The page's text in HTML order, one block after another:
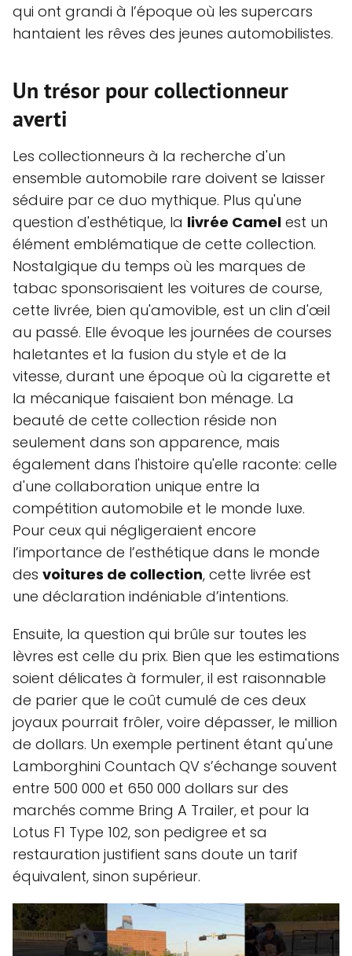
qui ont grandi à l’époque où les supercars
hantaient les rêves des jeunes automobilistes.
Un trésor pour collectionneur
averti
Les collectionneurs à la recherche d'un
ensemble automobile rare doivent se laisser
séduire par ce duo mythique. Plus qu'une
question d'esthétique, la livrée Camel est un
élément emblématique de cette collection.
Nostalgique du temps où les marques de
tabac sponsorisaient les voitures de course,
cette livrée, bien qu'amovible, est un clin d'œil
au passé. Elle évoque les journées de courses
haletantes et la fusion du style et de la
vitesse, durant une époque où la cigarette et
la mécanique faisaient bon ménage. La
beauté de cette collection réside non
seulement dans son apparence, mais
également dans l'histoire qu'elle raconte: celle
d'une collaboration unique entre la
compétition automobile et le monde luxe.
Pour ceux qui négligeraient encore
l’importance de l’esthétique dans le monde
des voitures de collection, cette livrée est
une déclaration indéniable d’intentions.
Ensuite, la question qui brûle sur toutes les
lèvres est celle du prix. Bien que les estimations
soient délicates à formuler, il est raisonnable
de parier que le coût cumulé de ces deux
joyaux pourrait frôler, voire dépasser, le million
de dollars. Un exemple pertinent étant qu'une
Lamborghini Countach QV s’échange souvent
entre 500 000 et 650 000 dollars sur des
marchés comme Bring A Trailer, et pour la
Lotus F1 Type 102, son pedigree et sa
restauration justifient sans doute un tarif
équivalent, sinon supérieur.